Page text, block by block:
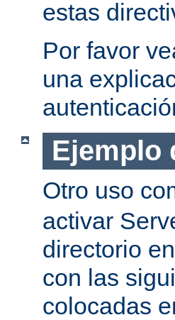
estas
Por favor
una
Ejemplo
Otro uso
activar
directorio
con las
colocadas